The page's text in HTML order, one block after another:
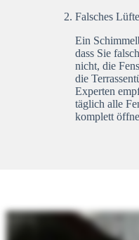
Falsches
Ein
dass Sie
nicht, die
die
Experten
täglich alle
komplett